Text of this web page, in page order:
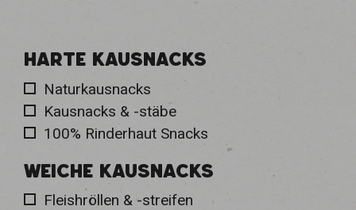
HARTE KAUSNACKS
Naturkausnacks
Kausnacks & -stäbe
100% Rinderhaut Snacks
WEICHE KAUSNACKS
Fleishröllen & -streifen